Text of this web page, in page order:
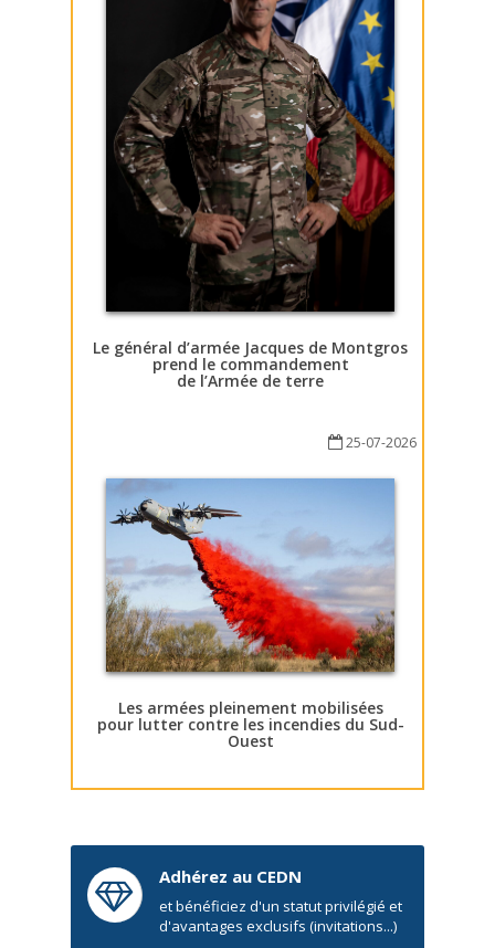
Le général d’armée Jacques de Montgros
prend le commandement
de l’Armée de terre
25-07-2026
Les armées pleinement mobilisées
pour lutter contre les incendies du Sud-
Ouest
Adhérez au CEDN
et bénéficiez d'un statut privilégié et
d'avantages exclusifs (invitations...)